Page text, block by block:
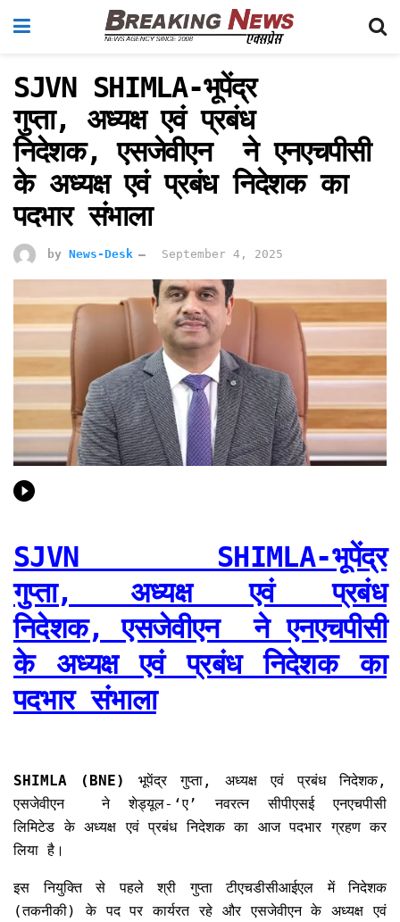
SJVN SHIMLA-भूपेंद्र
गुप्ता, अध्यक्ष एवं प्रबंध
निदेशक, एसजेवीएन ने एनएचपीसी
के अध्यक्ष एवं प्रबंध निदेशक का
पदभार संभाला
by News-Desk September 4, 2025
SJVN SHIMLA-भूपेंद्र
गुप्ता, अध्यक्ष एवं प्रबंध
निदेशक, एसजेवीएन ने एनएचपीसी
के अध्यक्ष एवं प्रबंध निदेशक का
पदभार संभाला
SHIMLA (BNE)
भूपेंद्र गुप्ता, अध्यक्ष एवं प्रबंध निदेशक,
एसजेवीएन
ने शेड्यूल-‘ए’ नवरत्न सीपीएसई एनएचपीसी
लिमिटेड के अध्यक्ष एवं प्रबंध निदेशक का आज पदभार ग्रहण कर
लिया है।
इस नियुक्ति से पहले श्री गुप्ता टीएचडीसीआईएल में निदेशक
(तकनीकी) के पद पर कार्यरत रहे और एसजेवीएन के अध्यक्ष एवं